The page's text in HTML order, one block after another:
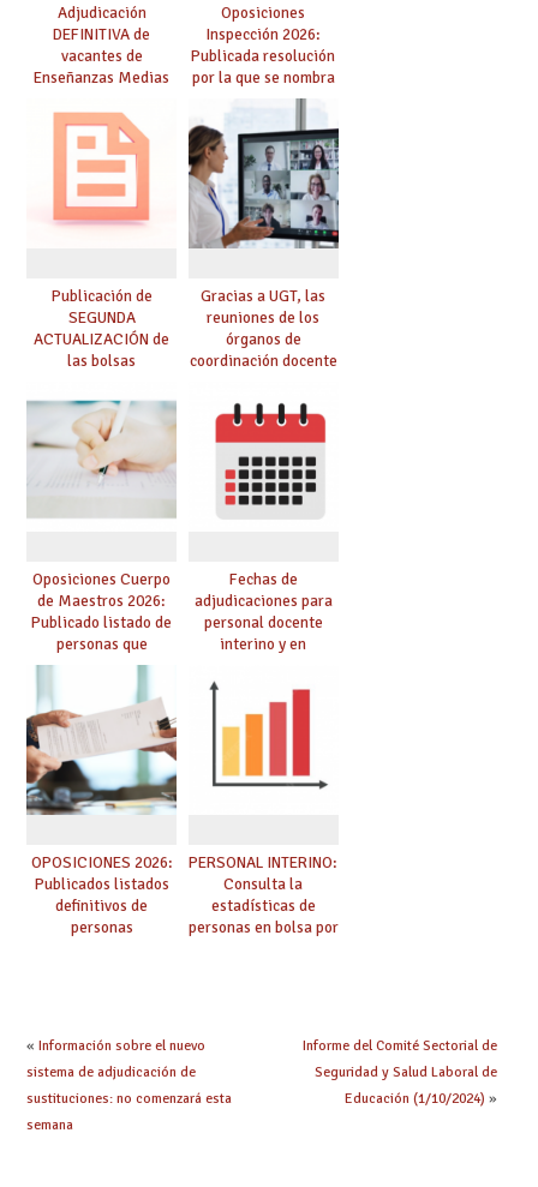
Adjudicación
DEFINITIVA de
vacantes de
Enseñanzas Medias
Oposiciones
Inspección 2026:
Publicada resolución
por la que se nombra
funcionarios/as en
prácticas, se regulan
dichas prácticas y se
convoca acto público
de adjudicación
Publicación de
SEGUNDA
ACTUALIZACIÓN de
las bolsas
Cuerpo de Maestros
de especialidades
convocadas a
oposición
Gracias a UGT, las
reuniones de los
órganos de
coordinación docente
de manera
telemática, sin exigir
presencialidad en el
centro
Oposiciones Cuerpo
de Maestros 2026:
Publicado listado de
personas que
adquieren nueva
especialidad
Fechas de
adjudicaciones para
personal docente
interino y en
debes saber
OPOSICIONES 2026:
Publicados listados
definitivos de
personas
PERSONAL INTERINO:
Consulta la
estadísticas de
personas en bolsa por
« Información sobre el nuevo
sistema de adjudicación de
sustituciones: no comenzará esta
semana
Informe del Comité Sectorial de
Seguridad y Salud Laboral de
Educación (1/10/2024) »